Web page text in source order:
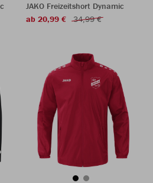
JAKO Freizeitshort Dynamic
ab 20,99 €
34,99 €